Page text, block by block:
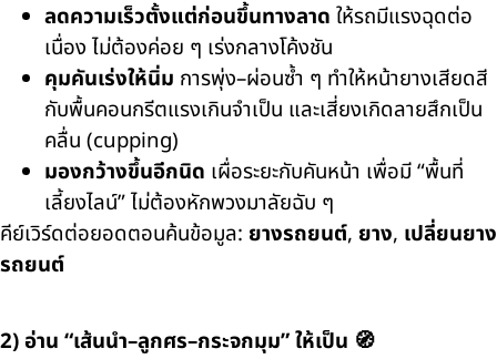
ลดความเร็วตั้งแต่ก่อนขึ้นทางลาด ให้รถมีแรงฉุดต่อ
เนื่อง ไม่ต้องค่อย ๆ เร่งกลางโค้งชัน
คุมคันเร่งให้นิ่ม การพุ่ง–ผ่อนซ้ำ ๆ ทำให้หน้ายางเสียดสี
กับพื้นคอนกรีตแรงเกินจำเป็น และเสี่ยงเกิดลายสึกเป็น
คลื่น (cupping)
มองกว้างขึ้นอีกนิด เผื่อระยะกับคันหน้า เพื่อมี “พื้นที่
เลี้ยงไลน์” ไม่ต้องหักพวงมาลัยฉับ ๆ
คีย์เวิร์ดต่อยอดตอนค้นข้อมูล: ยางรถยนต์, ยาง, เปลี่ยนยาง
รถยนต์
2) อ่าน “เส้นนำ–ลูกศร–กระจกมุม” ให้เป็น 🧭